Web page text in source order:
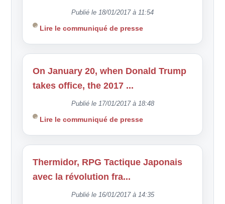
Publié le 18/01/2017 à 11:54
Lire le communiqué de presse
On January 20, when Donald Trump
takes office, the 2017 ...
Publié le 17/01/2017 à 18:48
Lire le communiqué de presse
Thermidor, RPG Tactique Japonais
avec la révolution fra...
Publié le 16/01/2017 à 14:35